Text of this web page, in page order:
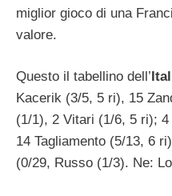
miglior gioco di una
valore.
Questo il tabellino dell’
Kacerik (3/5, 5 ri), 15
(1/1), 2 Vitari (1/6, 5 ri);
14 Tagliamento (5/13, 6
(0/29, Russo (1/3). Ne: